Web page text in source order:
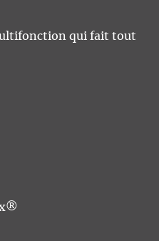
qui fait tout